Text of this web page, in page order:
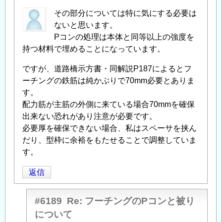
その部分については特に気にする必要は
ないと思います。
Pコンの処理は本体と同等以上の強度を
持つ材料で埋めることになっています。
ですが、道路橋示方書・同解説P187によるとフ
ーチングの鉄筋は純かぶりで70mm必要とありま
す。
配力筋が主筋の外側に来ている場合70mmを確保
出来ない恐れがあり注意が必要です。
必要厚を確保できない場合、私はスペーサを挟ん
だり、型枠に余裕をもたせることで調整していま
す。
返信
#6189 Re: フーチングのPコンと被り
について